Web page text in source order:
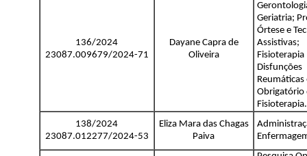
136/2024
23087.009679/2024-71
Dayane Capra de
Oliveira
Geriatria;
Órtese e
Assistivas;
Fisioterapia
Disfunções
Reumáticas
Obrigatório
Fisioterapia.
138/2024
23087.012277/2024-53
Eliza Mara das Chagas
Paiva